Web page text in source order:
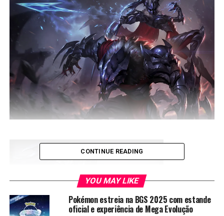
CONTINUE READING
YOU MAY LIKE
Pokémon estreia na BGS 2025 com estande
oficial e experiência de Mega Evolução